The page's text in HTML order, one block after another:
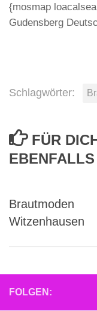
{mosmap
Gudensberg
Schlagwörter:
FÜR
Brautmoden
Witzenhausen
FOLGEN: